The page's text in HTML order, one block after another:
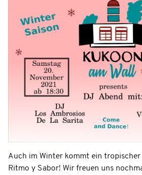
Auch im Winter kommt ein tropischer
Ritmo y Sabor! Wir freuen uns